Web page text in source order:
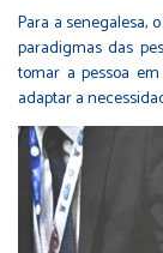
Para a senegalesa,
paradigmas das
tomar a pessoa
adaptar a